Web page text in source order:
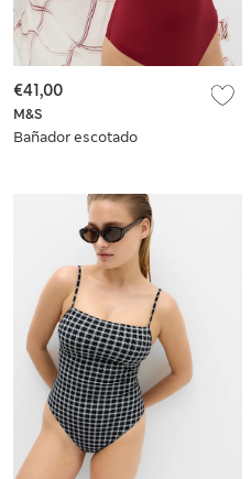
M&S
Bañador escotado
€41,00